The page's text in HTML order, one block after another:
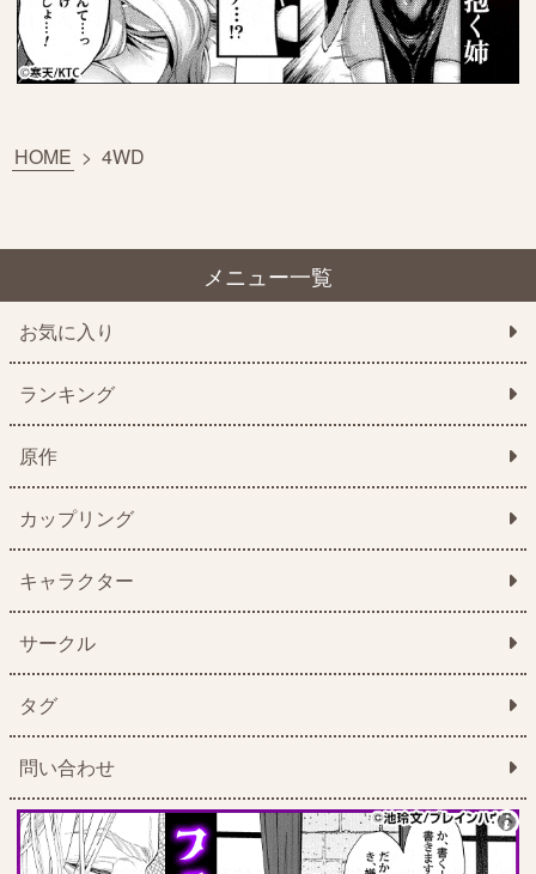
HOME > 4WD
メニュー一覧
お気に入り
ランキング
原作
カップリング
キャラクター
サークル
タグ
問い合わせ